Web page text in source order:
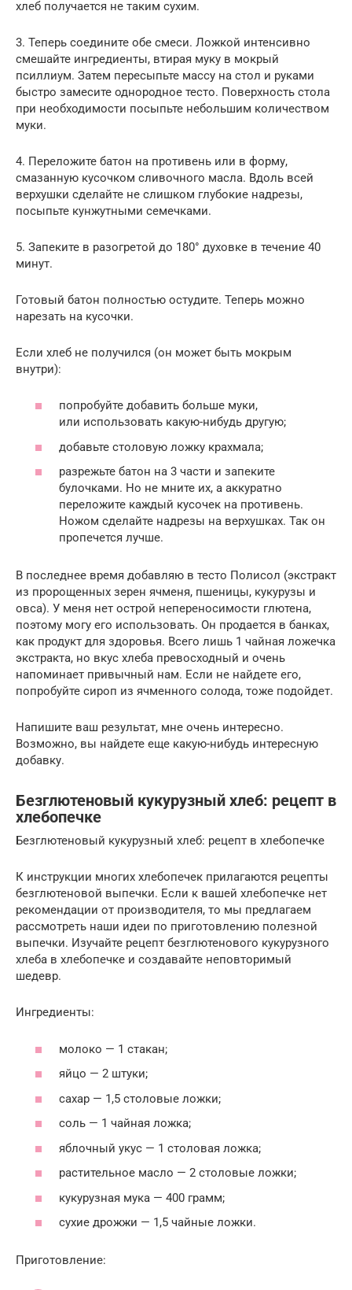
хлеб получается не таким сухим.
3. Теперь соедините обе смеси. Ложкой интенсивно
смешайте ингредиенты, втирая муку в мокрый
псиллиум. Затем пересыпьте массу на стол и руками
быстро замесите однородное тесто. Поверхность стола
при необходимости посыпьте небольшим количеством
муки.
4. Переложите батон на противень или в форму,
смазанную кусочком сливочного масла. Вдоль всей
верхушки сделайте не слишком глубокие надрезы,
посыпьте кунжутными семечками.
5. Запеките в разогретой до 180° духовке в течение 40
минут.
Готовый батон полностью остудите. Теперь можно
нарезать на кусочки.
Если хлеб не получился (он может быть мокрым
внутри):
попробуйте добавить больше муки,
или использовать какую-нибудь другую;
добавьте столовую ложку крахмала;
разрежьте батон на 3 части и запеките
булочками. Но не мните их, а аккуратно
переложите каждый кусочек на противень.
Ножом сделайте надрезы на верхушках. Так он
пропечется лучше.
В последнее время добавляю в тесто Полисол (экстракт
из пророщенных зерен ячменя, пшеницы, кукурузы и
овса). У меня нет острой непереносимости глютена,
поэтому могу его использовать. Он продается в банках,
как продукт для здоровья. Всего лишь 1 чайная ложечка
экстракта, но вкус хлеба превосходный и очень
напоминает привычный нам. Если не найдете его,
попробуйте сироп из ячменного солода, тоже подойдет.
Напишите ваш результат, мне очень интересно.
Возможно, вы найдете еще какую-нибудь интересную
добавку.
Безглютеновый кукурузный хлеб: рецепт в
хлебопечке
Безглютеновый кукурузный хлеб: рецепт в хлебопечке
К инструкции многих хлебопечек прилагаются рецепты
безглютеновой выпечки. Если к вашей хлебопечке нет
рекомендации от производителя, то мы предлагаем
рассмотреть наши идеи по приготовлению полезной
выпечки. Изучайте рецепт безглютенового кукурузного
хлеба в хлебопечке и создавайте неповторимый
шедевр.
Ингредиенты:
молоко — 1 стакан;
яйцо — 2 штуки;
сахар — 1,5 столовые ложки;
соль — 1 чайная ложка;
яблочный укус — 1 столовая ложка;
растительное масло — 2 столовые ложки;
кукурузная мука — 400 грамм;
сухие дрожжи — 1,5 чайные ложки.
Приготовление: